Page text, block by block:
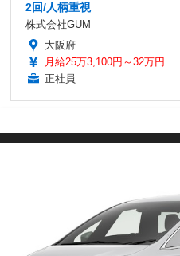
2回/人柄重視
株式会社GUM
大阪府
月給25万3,100円～32万円
正社員